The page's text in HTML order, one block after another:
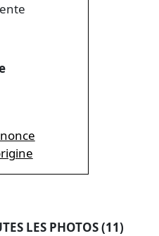
LES PHOTOS (11)